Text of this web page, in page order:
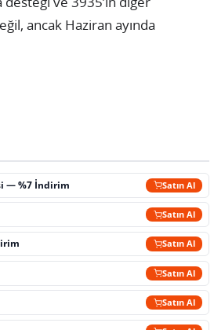
ancak Haziran ayında
— %7 İndirim Satın Al
Satın Al
Satın Al
Satın Al
Satın Al